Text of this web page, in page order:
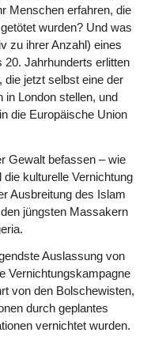
Menschen erfahren, die
wurden? Und was
zu ihrer Anzahl) eines
Jahrhunderts erlitten
die jetzt selbst eine der
in London stellen, und
die Europäische Union
Gewalt befassen – wie
kulturelle Vernichtung
Ausbreitung des Islam
jüngsten Massakern
Auslassung von
Vernichtungskampagne
von den Bolschewisten,
durch geplantes
vernichtet wurden.